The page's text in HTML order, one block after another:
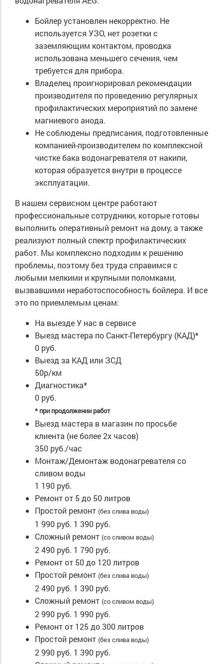
Бойлер установлен некорректно. Не
используется УЗО, нет розетки с
заземляющим контактом, проводка
использована меньшего сечения, чем
требуется для прибора.
Владелец проигнорировал рекомендации
производителя по проведению регулярных
профилактических мероприятий по замене
магниевого анода.
Не соблюдены предписания, подготовленные
компанией-производителем по комплексной
чистке бака водонагревателя от накипи,
которая образуется внутри в процессе
эксплуатации.
В нашем сервисном центре работают
профессиональные сотрудники, которые готовы
выполнить оперативный ремонт на дому, а также
реализуют полный спектр профилактических
работ. Мы комплексно подходим к решению
проблемы, поэтому без труда справимся с
любыми мелкими и крупными поломками,
вызвавшими неработоспособность бойлера. И все
это по приемлемым ценам:
На выездеУ нас в сервисе
Выезд мастера по Санкт-Петербургу (КАД)*
0 руб.
Выезд за КАД или ЗСД
50р/км
Диагностика*
0 руб.
* при продолжении работ
Выезд мастера в магазин по просьбе
клиента (не более 2х часов)
350 руб./час
Монтаж/Демонтаж водонагревателя со
сливом воды
1 190 руб.
Ремонт от 5 до 50 литров
Простой ремонт (без слива воды)
1 990 руб. 1 390 руб.
Сложный ремонт (со сливом воды)
2 490 руб. 1 790 руб.
Ремонт от 50 до 120 литров
Простой ремонт (без слива воды)
2 490 руб. 1 390 руб.
Сложный ремонт (со сливом воды)
2 990 руб. 1 990 руб.
Ремонт от 125 до 300 литров
Простой ремонт (без слива воды)
2 990 руб. 1 390 руб.